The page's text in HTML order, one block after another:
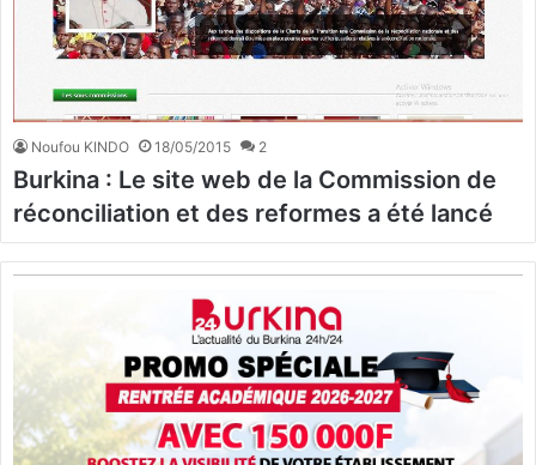
Noufou KINDO 18/05/2015 2
Burkina : Le site web de la Commission de
réconciliation et des reformes a été lancé